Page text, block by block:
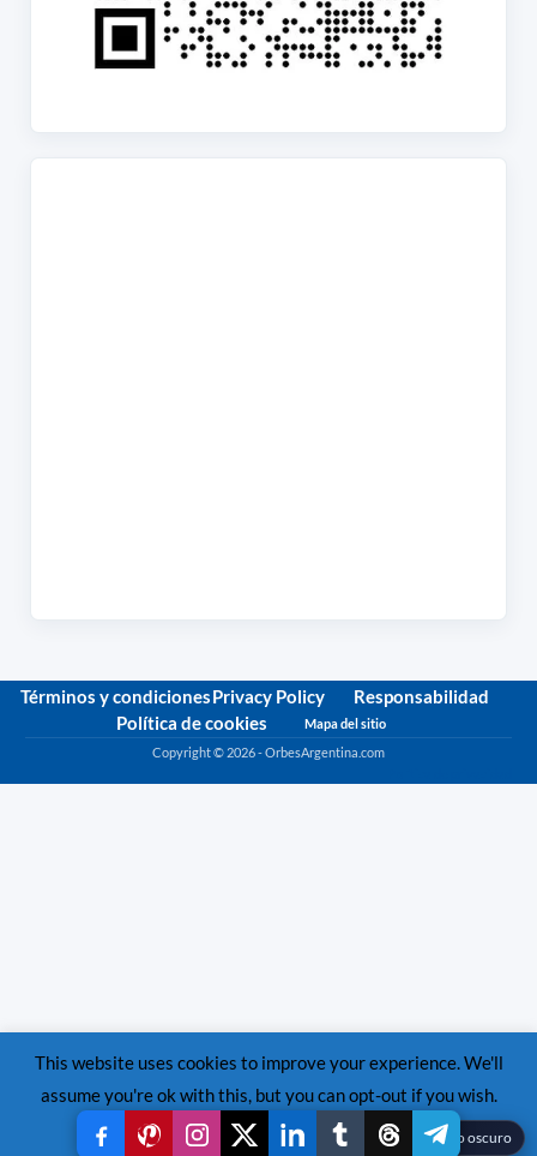
Términos y condicionesPrivacy Policy
Responsabilidad
Política de cookies
Mapa del sitio
Copyright © 2026 - OrbesArgentina.com
This website uses cookies to improve your experience. We'll
assume you're ok with this, but you can opt-out if you wish.
Accept Reject Read More ☾Modo oscuro